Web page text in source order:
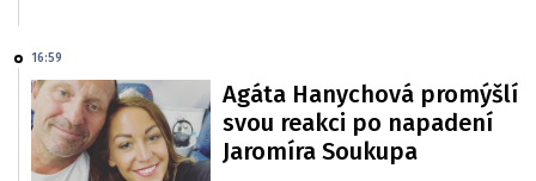
16:59
Agáta Hanychová promýšlí
svou reakci po napadení
Jaromíra Soukupa